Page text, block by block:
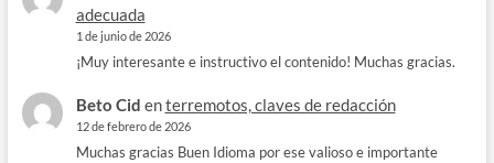
adecuada
1 de junio de 2026
¡Muy interesante e instructivo el contenido! Muchas gracias.
Beto Cid enterremotos, claves de redacción
12 de febrero de 2026
Muchas gracias Buen Idioma por ese valioso e importante